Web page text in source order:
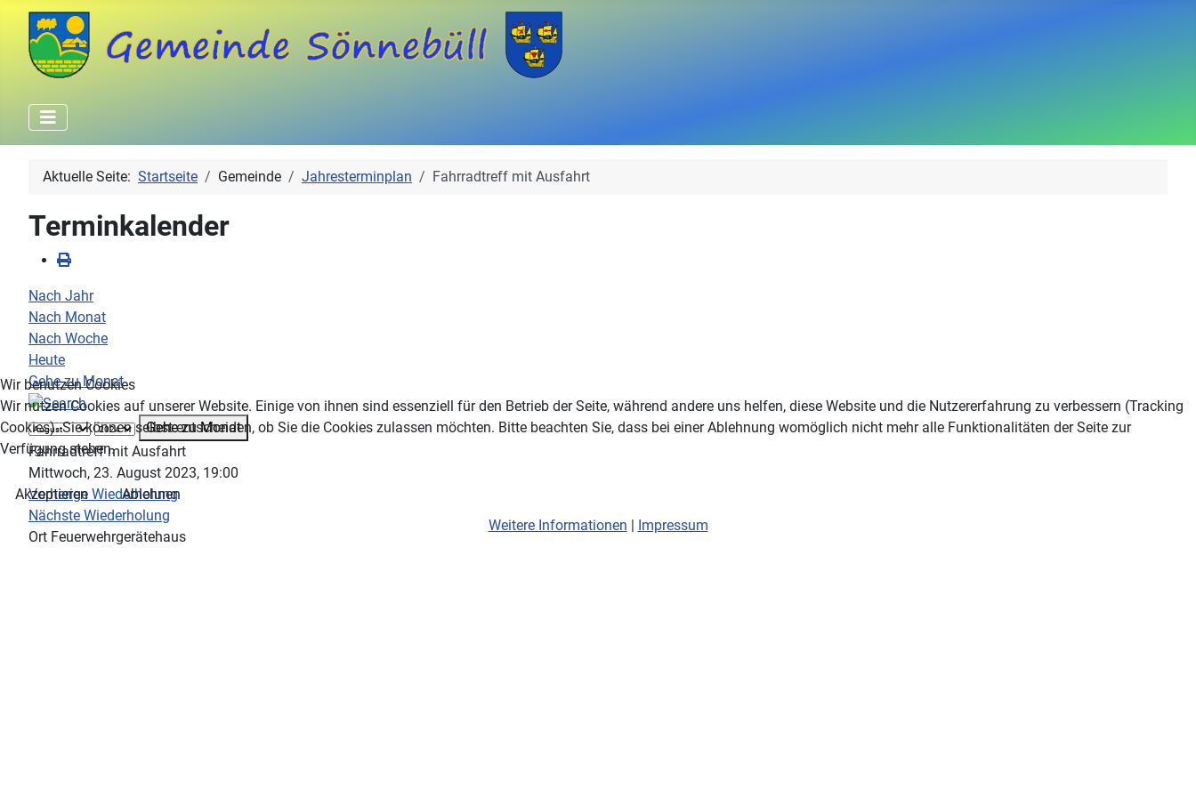
Aktuelle Seite: Startseite Gemeinde Jahresterminplan Fahrradtreff mit Ausfahrt
Terminkalender
Nach Jahr
Nach Monat
Nach Woche
Heute
Gehe zu Monat
Gehe zu Monat
Fahrradtreff mit Ausfahrt
Mittwoch, 23. August 2023, 19:00
Vorherige Wiederholung
Nächste Wiederholung
Ort Feuerwehrgerätehaus
Wir benutzen Cookies
Wir nutzen Cookies auf unserer Website. Einige von ihnen sind essenziell für den Betrieb der Seite, während andere uns helfen, diese Website und die Nutzererfahrung zu verbessern (Tracking
Cookies). Sie können selbst entscheiden, ob Sie die Cookies zulassen möchten. Bitte beachten Sie, dass bei einer Ablehnung womöglich nicht mehr alle Funktionalitäten der Seite zur
Verfügung stehen.
Akzeptieren
Ablehnen
Weitere Informationen | Impressum